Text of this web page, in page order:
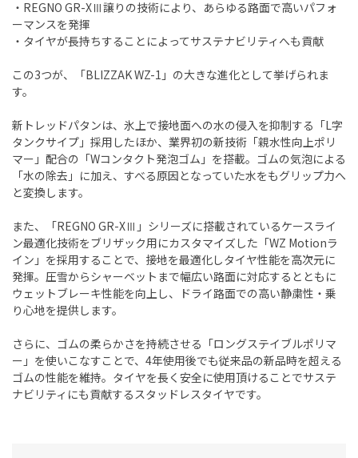
・REGNO GR-XⅢ譲りの技術により、あらゆる路面で高いパフォ
ーマンスを発揮
・タイヤが長持ちすることによってサステナビリティへも貢献
この3つが、「BLIZZAK WZ-1」の大きな進化として挙げられま
す。
新トレッドパタンは、氷上で接地面への水の侵入を抑制する「L字
タンクサイプ」採用したほか、業界初の新技術「親水性向上ポリ
マー」配合の「Wコンタクト発泡ゴム」を搭載。ゴムの気泡による
「水の除去」に加え、すべる原因となっていた水をもグリップ力へ
と変換します。
また、「REGNO GR-XⅢ」シリーズに搭載されているケースライ
ン最適化技術をブリザック用にカスタマイズした「WZ Motionラ
イン」を採用することで、接地を最適化しタイヤ性能を高次元に
発揮。圧雪からシャーベットまで幅広い路面に対応するとともに
ウェットブレーキ性能を向上し、ドライ路面での高い静粛性・乗
り心地を提供します。
さらに、ゴムの柔らかさを持続させる「ロングステイブルポリマ
ー」を使いこなすことで、4年使用後でも従来品の新品時を超える
ゴムの性能を維持。タイヤを長く安全に使用頂けることでサステ
ナビリティにも貢献するスタッドレスタイヤです。